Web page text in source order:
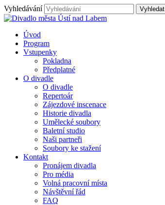
Vyhledávání
Úvod
Program
Vstupenky
Pokladna
Předplatné
O divadle
O divadle
Repertoár
Zájezdové inscenace
Historie divadla
Umělecké soubory
Baletní studio
Naši partneři
Soubory ke stažení
Kontakt
Pronájem divadla
Pro média
Volná pracovní místa
Návštěvní řád
FAQ